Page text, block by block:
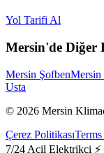
Yol Tarifi Al
Mersin'de Diğer
Mersin Şofben
Usta
© 2026 Mersin
Çerez Politikası
7/24 Acil Elektrikçi ⚡